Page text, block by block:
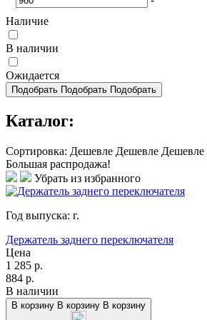
Наличие
В наличии
Ожидается
Подобрать Подобрать Подобрать
Каталог:
Сортировка: Дешевле Дешевле Дешевле
Большая распродажа!
Убрать из избранного
Год выпуска: г.
Держатель заднего переключателя
Цена
1 285 р.
884 р.
В наличии
В корзину В корзину В корзину